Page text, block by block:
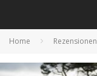
Home Rezensionen